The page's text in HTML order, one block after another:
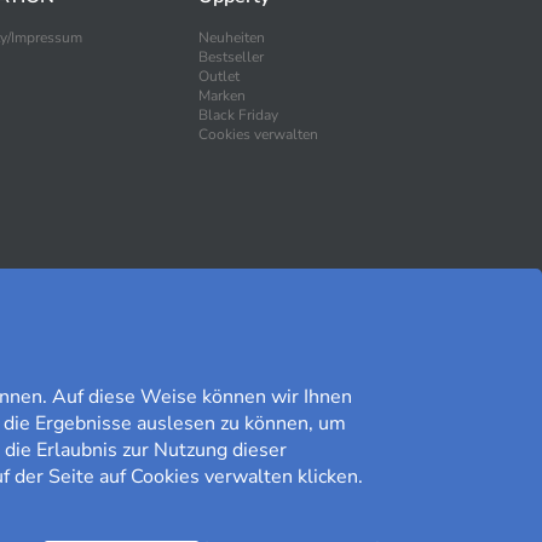
Impressum
Neuheiten
Bestseller
Outlet
Marken
Black Friday
Cookies verwalten
Kundomdöme på Prisjakt
Auf diese Weise können wir Ihnen
Ergebnisse auslesen zu können, um
Erlaubnis zur Nutzung dieser
Seite auf Cookies verwalten klicken.